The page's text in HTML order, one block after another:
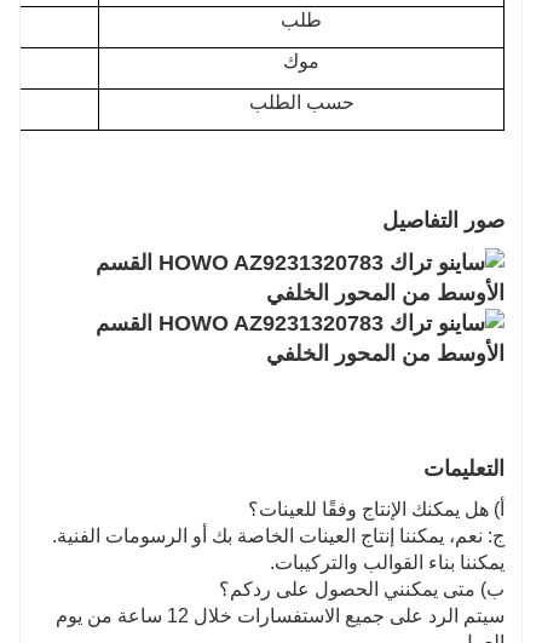
طلب
موك
حسب الطلب
صور التفاصيل
التعليمات
أ) هل يمكنك الإنتاج وفقًا للعينات؟
ج: نعم، يمكننا إنتاج العينات الخاصة بك أو الرسومات الفنية.
يمكننا بناء القوالب والتركيبات.
ب) متى يمكنني الحصول على ردكم؟
سيتم الرد على جميع الاستفسارات خلال 12 ساعة من يوم